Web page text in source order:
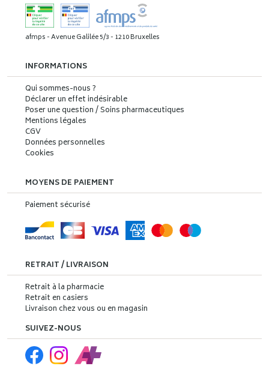
afmps - Avenue Galilée 5/3 - 1210 Bruxelles
INFORMATIONS
Qui sommes-nous ?
Déclarer un effet indésirable
Poser une question / Soins pharmaceutiques
Mentions légales
CGV
Données personnelles
Cookies
MOYENS DE PAIEMENT
Paiement sécurisé
RETRAIT / LIVRAISON
Retrait à la pharmacie
Retrait en casiers
Livraison chez vous ou en magasin
SUIVEZ-NOUS